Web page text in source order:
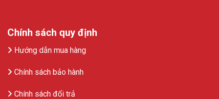
Chính sách quy định
Hướng dẫn mua hàng
Chính sách bảo hành
Chính sách đổi trả